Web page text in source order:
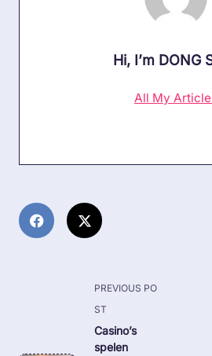
Hi, I’m DONG
All My
class="nav-
PREVIOUS PO
ST
Casino’s
spelen